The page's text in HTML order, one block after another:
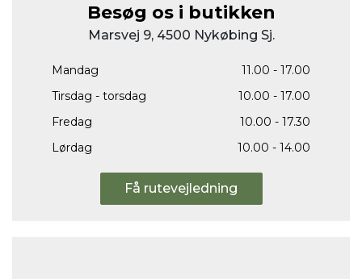
Besøg os i butikken
Marsvej 9, 4500 Nykøbing Sj.
Mandag
11.00 - 17.00
Tirsdag - torsdag
10.00 - 17.00
Fredag
10.00 - 17.30
Lørdag
10.00 - 14.00
Få rutevejledning